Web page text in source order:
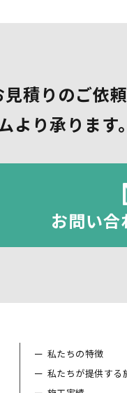
積りのご依
より承ります
お問い
私たちの特徴
私たちが提供する